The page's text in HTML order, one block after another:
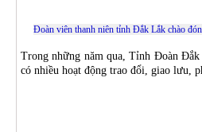
Đoàn viên thanh niên tỉnh Đắk Lắk chào
Trong những năm qua, Tỉnh Đoàn Đắk
có nhiều hoạt động trao đổi, giao lưu,